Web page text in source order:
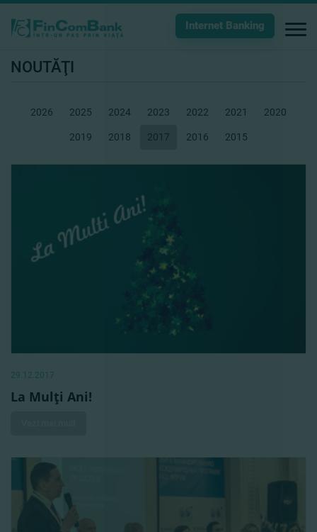
Internet Banking
NOUTĂŢI
2026 2025 2024 2023 2022 2021 2020
2019 2018 2017 2016 2015
29.12.2017
La Mulţi Ani!